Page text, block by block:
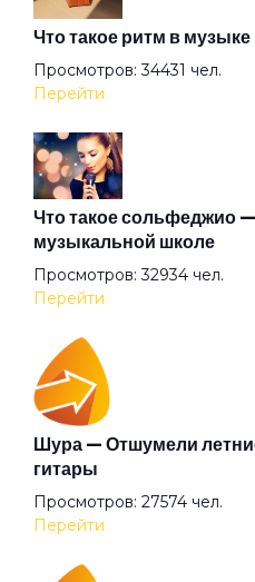
Капля крови создателя
Лошадка
Маленький Иисус
Меланхолия
Молекула
На пути к любви
Что такое ритм в музыке
Просмотров: 34431 чел.
Перейти
Что такое сольфеджио
музыкальной школе
Просмотров: 32934 чел.
Перейти
Шура — Отшумели
гитары
Просмотров: 27574 чел.
Перейти